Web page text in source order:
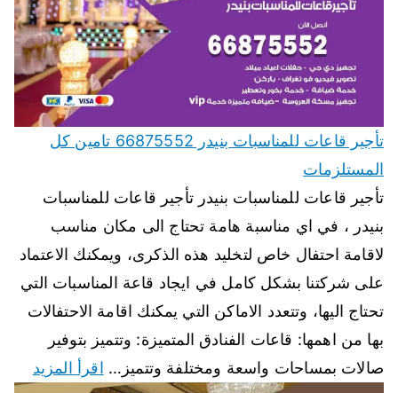
تأجير قاعات للمناسبات بنيدر 66875552 تامين كل
المستلزمات
تأجير قاعات للمناسبات بنيدر تأجير قاعات للمناسبات
بنيدر ، في اي مناسبة هامة تحتاج الى مكان مناسب
لاقامة احتفال خاص لتخليد هذه الذكرى، ويمكنك الاعتماد
على شركتنا بشكل كامل في ايجاد قاعة المناسبات التي
تحتاج اليها، وتتعدد الاماكن التي يمكنك اقامة الاحتفالات
بها من اهمها: قاعات الفنادق المتميزة: وتتميز بتوفير
صالات بمساحات واسعة ومختلفة وتتميز… اقرأ المزيد